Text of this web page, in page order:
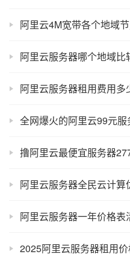
阿里云4M宽带各个地域
阿里云服务器哪个地域比
阿里云服务器租用费用多
撸阿里云最便宜服务器
阿里云服务器全民云计
阿里云服务器一年价格表